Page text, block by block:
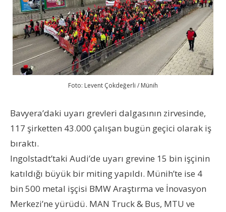
Foto: Levent Çokdeğerli / Münih
Bavyera’daki uyarı grevleri dalgasının zirvesinde,
117 şirketten 43.000 çalışan bugün geçici olarak iş
bıraktı.
Ingolstadt’taki Audi’de uyarı grevine 15 bin işçinin
katıldığı büyük bir miting yapıldı. Münih’te ise 4
bin 500 metal işçisi BMW Araştırma ve İnovasyon
Merkezi’ne yürüdü. MAN Truck & Bus, MTU ve